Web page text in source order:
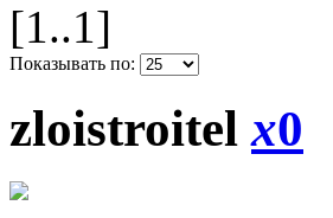
[1..1]
Показывать по:
zloistroitelx0